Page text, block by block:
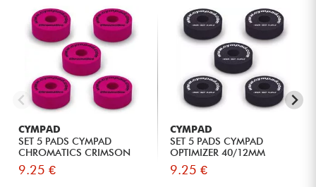
CYMPAD
SET 5 PADS CYMPAD
CHROMATICS CRIMSON
9.25 €
CYMPAD
SET 5 PADS CYMPAD
OPTIMIZER 40/12MM
9.25 €